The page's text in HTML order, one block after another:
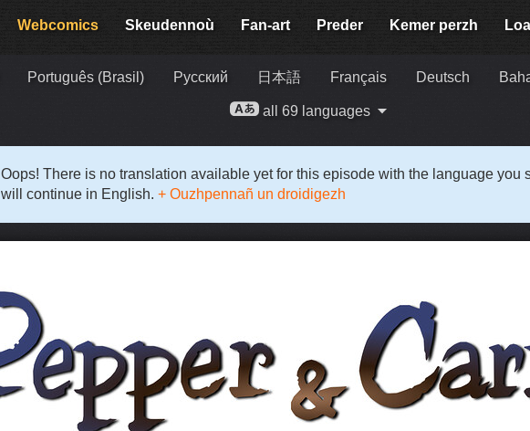
Webcomics Skeudennoù Fan-art Preder Kemer perzh
Português (Brasil) Русский 日本語 Français Deutsch
all 69 languages
Oops! There is no translation available yet for this episode with the language you
will continue in English. + Ouzhpennañ un droidigezh